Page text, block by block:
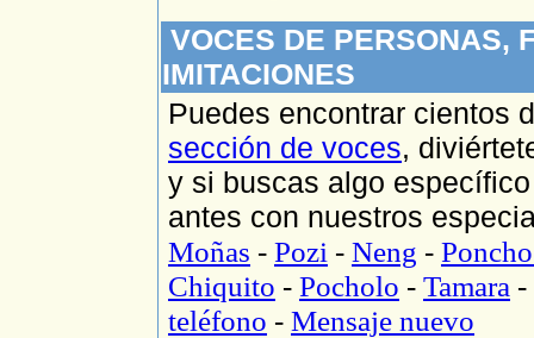
VOCES DE PERSONAS,
IMITACIONES
Puedes encontrar cientos
sección de voces,
y si buscas algo
antes con nuestros
Moñas - Pozi - Neng -
Chiquito - Pocholo - Tamara -
teléfono - Mensaje nuevo